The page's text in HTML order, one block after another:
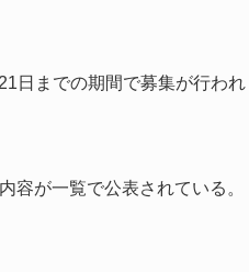
日までの期間で募集が行われ
容が一覧で公表されている。